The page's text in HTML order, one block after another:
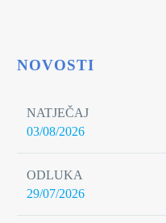
NOVOSTI
NATJEČAJ
03/08/2026
ODLUKA
29/07/2026